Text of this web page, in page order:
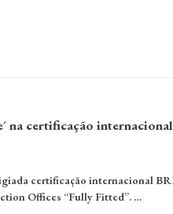
na certificação internacional
certificação internacional
Offices “Fully Fitted”. …